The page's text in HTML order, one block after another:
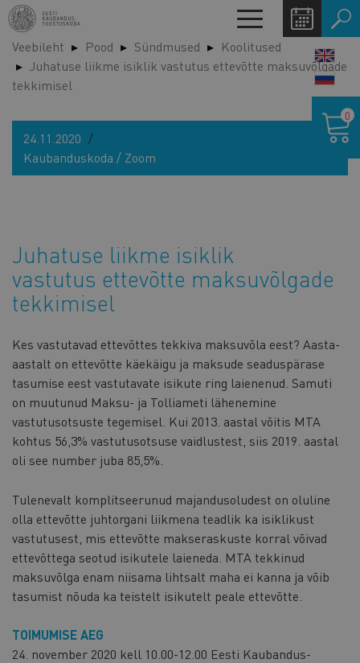
Liigu
edasi
põhisisu
juurde
Toggle
navigation
Veebileht Pood Sündmused
Koolitused
Juhatuse liikme isiklik vastutus ettevõtte maksuvõlgade
tekkimisel
24.11.2020
Kaubanduskoda / Zoom
Juhatuse liikme isiklik
vastutus ettevõtte maksuvõlgade
tekkimisel
Kes vastutavad ettevõttes tekkiva maksuvõla eest? Aasta-
aastalt on ettevõtte käekäigu ja maksude seaduspärase
tasumise eest vastutavate isikute ring laienenud. Samuti
on muutunud Maksu- ja Tolliameti lähenemine
vastutusotsuste tegemisel. Kui 2013. aastal võitis MTA
kohtus 56,3% vastutusotsuse vaidlustest, siis 2019. aastal
oli see number juba 85,5%.
Tulenevalt komplitseerunud majandusoludest on oluline
olla ettevõtte juhtorgani liikmena teadlik ka isiklikust
vastutusest, mis ettevõtte makseraskuste korral võivad
ettevõttega seotud isikutele laieneda. MTA tekkinud
maksuvõlga enam niisama lihtsalt maha ei kanna ja võib
tasumist nõuda ka teistelt isikutelt peale ettevõtte.
TOIMUMISE AEG
24. november 2020 kell 10.00-12.00 Eesti Kaubandus-
0